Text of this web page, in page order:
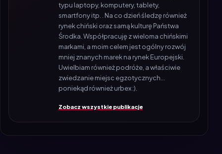
typu laptopy, komputery, tablety,
smartfony itp. . Na co dzień śledzę również
rynek chiński oraz samą kulturę Państwa
Środka. Współpracuję z wieloma chińskimi
markami, a moim celem jest ogólny rozwój
mniej znanych marek na rynek Europejski.
Uwielbiam również podróże, a właściwie
zwiedzanie miejsc egzotycznych...
poniekąd również urbex :).
Zobacz wszystkie publikacje